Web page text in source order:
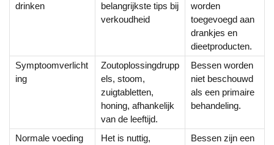
drinken
belangrijkste tips bij
verkoudheid
worden
toegevoegd aan
drankjes en
dieetproducten.
Symptoomverlicht
ing
Zoutoplossingdrupp
els, stoom,
zuigtabletten,
honing, afhankelijk
van de leeftijd.
Bessen worden
niet beschouwd
als een primaire
behandeling.
Normale voeding Het is nuttig, Bessen zijn een